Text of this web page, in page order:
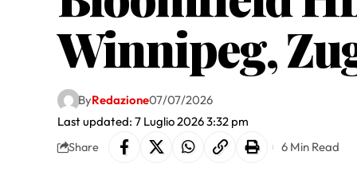
Winnipeg,
Last updated: 7 Luglio 2026 3:32 pm
ByRedazione07/07/2026
Share 6 Min Read